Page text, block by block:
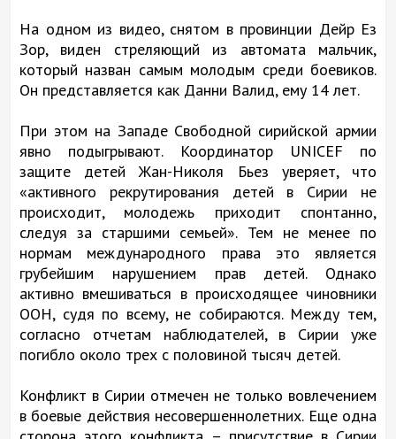
На одном из видео, снятом в провинции Дейр Ез
Зор, виден стреляющий из автомата мальчик,
который назван самым молодым среди боевиков.
Он представляется как Данни Валид, ему 14 лет.
При этом на Западе Свободной сирийской армии
явно подыгрывают. Координатор UNICEF по
защите детей Жан-Николя Бьез уверяет, что
«активного рекрутирования детей в Сирии не
происходит, молодежь приходит спонтанно,
следуя за старшими семьей». Тем не менее по
нормам международного права это является
грубейшим нарушением прав детей. Однако
активно вмешиваться в происходящее чиновники
ООН, судя по всему, не собираются. Между тем,
согласно отчетам наблюдателей, в Сирии уже
погибло около трех с половиной тысяч детей.
Конфликт в Сирии отмечен не только вовлечением
в боевые действия несовершеннолетних. Еще одна